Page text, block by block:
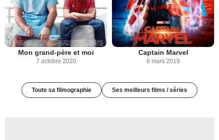
Mon grand-père et moi
7 octobre 2020
Captain Marvel
6 mars 2019
Toute sa filmographie Ses meilleurs films / séries